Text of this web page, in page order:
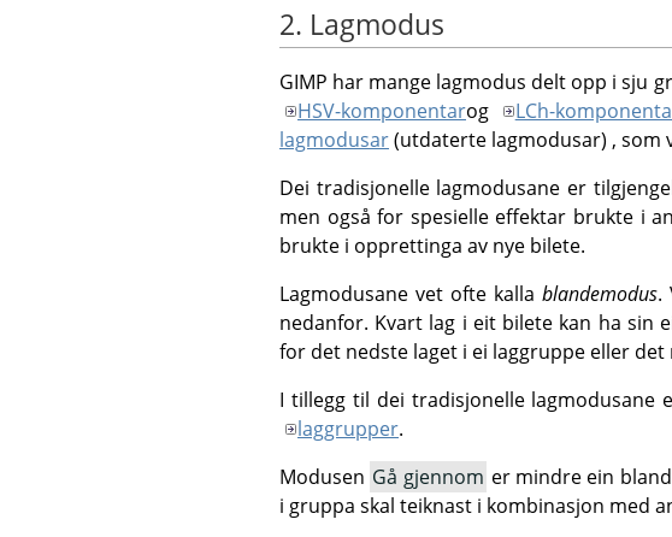
2. Lagmodus
GIMP har mange lagmodus delt opp i sju
HSV-komponentarog LCh-
lagmodusar(utdaterte lagmodusar) , som
Dei tradisjonelle lagmodusane er
men også for spesielle effektar brukte i
brukte i opprettinga av nye bilete.
Lagmodusane vet ofte kallablandemodus.
nedanfor. Kvart lag i eit bilete kan ha sin
for det nedste laget i ei laggruppe eller
I tillegg til dei tradisjonelle lagmodusane
laggrupper.
Modusen Gå gjennom er mindre ein
i gruppa skal teiknast i kombinasjon med